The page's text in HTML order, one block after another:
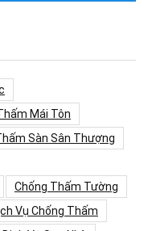
Mái Tôn
Sàn Sân Thượng
Chống Thấm Tường
Vụ Chống Thấm